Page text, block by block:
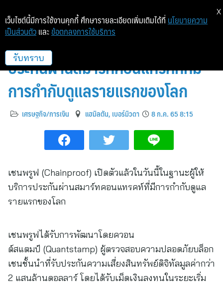
เปิดตัว “เชนพรูฟ” ผู้ให้บริการ
ประกันผ่านสมาร์ทคอนแทรคท์ที่มี
การกำกับดูแลรายแรกของโลก
เศรษฐกิจ/การเงิน แฮมิลตัน, เบอร์มิวดา 8 ก.ค. 65 8:15
เชนพรูฟ (Chainproof) เปิดตัวแล้วในวันนี้ในฐานะผู้ให้
บริการประกันผ่านสมาร์ทคอนแทรคท์ที่มีการกำกับดูแล
รายแรกของโลก
เชนพรูฟได้รับการพัฒนาโดยควอน
ต์สแตมป์ (Quantstamp) ผู้ตรวจสอบความปลอดภัยบล็อก
เชนชั้นนำที่รับประกันความเสี่ยงสินทรัพย์ดิจิทัลมูลค่ากว่า
2 แสนล้านดอลลาร์ โดยได้รับเม็ดเงินลงทุนในระยะเริ่ม
เว็บไซต์นี้มีการใช้งานคุกกี้ ศึกษารายละเอียดเพิ่มเติมได้ที่ นโยบายความ
เป็นส่วนตัว และ ข้อตกลงการใช้บริการ
รับทราบ
X